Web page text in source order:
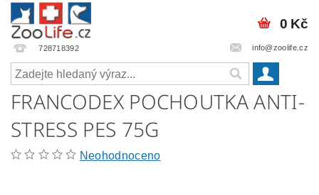
728718392 info@zoolife.cz
0 Kč
FRANCODEX POCHOUTKA ANTI-
STRESS PES 75G
Neohodnoceno